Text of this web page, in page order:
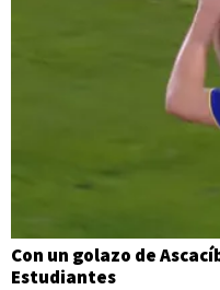
Con un golazo de
Estudiantes